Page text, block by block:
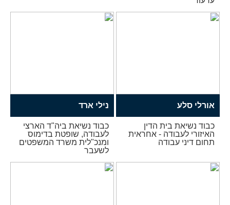
אורלי סלע
כבוד נשיאת בית הדין
האיזורי לעבודה - אחראית
תחום דיני עבודה
נילי ארד
כבוד נשיאת ביה"ד הארצי
לעבודה, שופטת בדימוס
ומנכ"לית משרד המשפטים
לשעבר